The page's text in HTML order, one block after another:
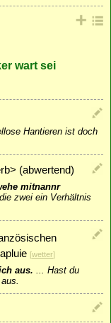
wart sei
Hantieren ist doch
(abwertend)
mitnannr
zwei ein Verhältnis
[wetter]
aus. ... Hast du